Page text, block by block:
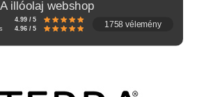
illóolaj webshop
4.99 / 5
4.96 / 5 1758 vélemény